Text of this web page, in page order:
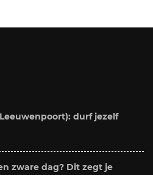
durf jezelf
zware dag? Dit zegt je